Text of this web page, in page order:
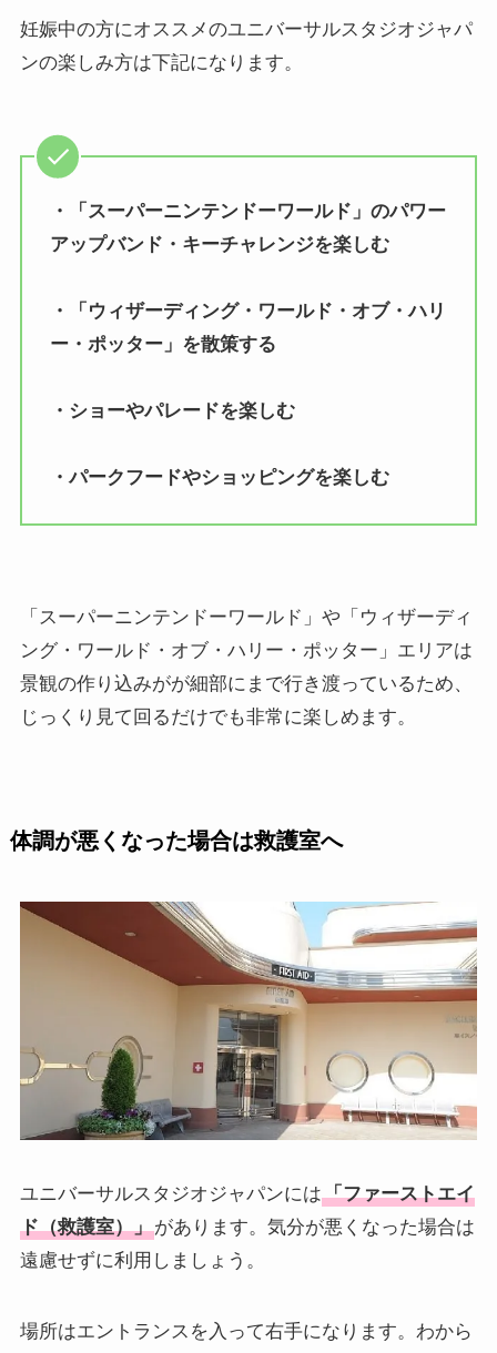
妊娠中の方にオススメのユニバーサルスタジオジャパ
ンの楽しみ方は下記になります。
・「スーパーニンテンドーワールド」のパワー
アップバンド・キーチャレンジを楽しむ
・「ウィザーディング・ワールド・オブ・ハリ
ー・ポッター」を散策する
・ショーやパレードを楽しむ
・パークフードやショッピングを楽しむ
「スーパーニンテンドーワールド」や「ウィザーディ
ング・ワールド・オブ・ハリー・ポッター」エリアは
景観の作り込みがが細部にまで行き渡っているため、
じっくり見て回るだけでも非常に楽しめます。
体調が悪くなった場合は救護室へ
ユニバーサルスタジオジャパンには「ファーストエイ
ド（救護室）」があります。気分が悪くなった場合は
遠慮せずに利用しましょう。
場所はエントランスを入って右手になります。わから